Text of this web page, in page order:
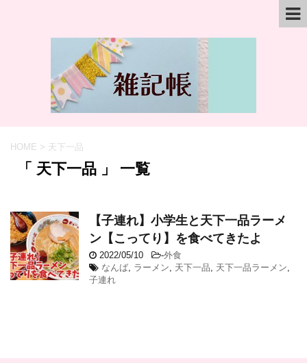
HOME > 天下一品
「 天下一品 」 一覧
【子連れ】小学生と天下一品ラーメ
ン【こってり】を食べてきたよ
2022/05/10 -外食
なんば, ラーメン, 天下一品, 天下一品ラーメン,
子連れ